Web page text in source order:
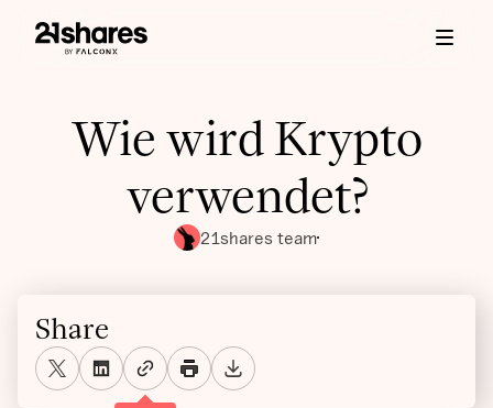
Wie wird Krypto
verwendet?
21shares team
Share